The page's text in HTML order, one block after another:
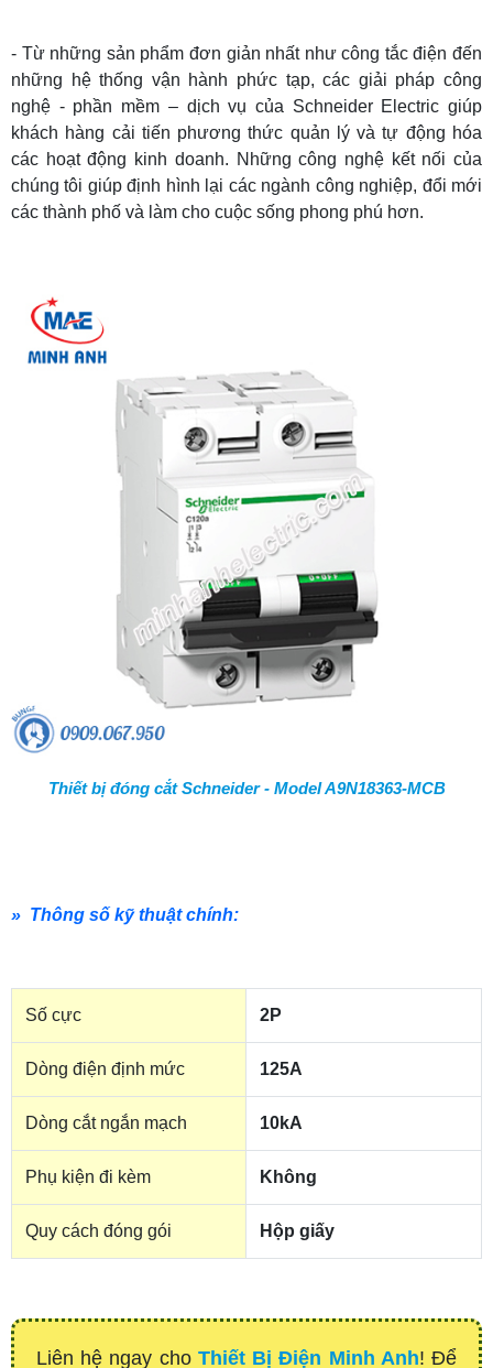
- Từ những sản phẩm đơn giản nhất như công tắc điện đến
những hệ thống vận hành phức tạp, các giải pháp công
nghệ - phần mềm – dịch vụ của Schneider Electric giúp
khách hàng cải tiến phương thức quản lý và tự động hóa
các hoạt động kinh doanh. Những công nghệ kết nối của
chúng tôi giúp định hình lại các ngành công nghiệp, đổi mới
các thành phố và làm cho cuộc sống phong phú hơn.
Thiết bị đóng cắt Schneider - Model A9N18363-MCB
» Thông số kỹ thuật chính:
Số cực 2P
Dòng điện định mức 125A
Dòng cắt ngắn mạch 10kA
Phụ kiện đi kèm Không
Quy cách đóng gói Hộp giấy
Liên hệ ngay cho Thiết Bị Điện Minh Anh! Để